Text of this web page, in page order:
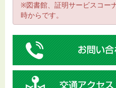
※図書館、証明サービスコー
時からです。